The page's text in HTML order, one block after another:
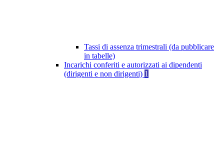
Tassi di assenza trimestrali (da pubblicare
in tabelle)
Incarichi conferiti e autorizzati ai dipendenti
(dirigenti e non dirigenti) 1